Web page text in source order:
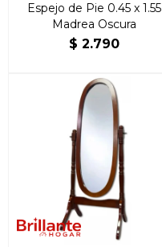
Espejo de Pie 0.45 x 1.55
Madrea Oscura
$ 2.790